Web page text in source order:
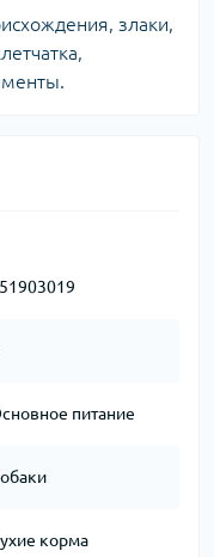
злаки,
питание
корма